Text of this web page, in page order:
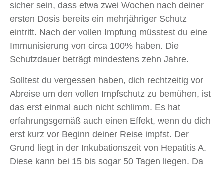
sicher sein, dass etwa zwei Wochen nach deiner
ersten Dosis bereits ein mehrjähriger Schutz
eintritt. Nach der vollen Impfung müsstest du eine
Immunisierung von circa 100% haben. Die
Schutzdauer beträgt mindestens zehn Jahre.
Solltest du vergessen haben, dich rechtzeitig vor
Abreise um den vollen Impfschutz zu bemühen, ist
das erst einmal auch nicht schlimm. Es hat
erfahrungsgemäß auch einen Effekt, wenn du dich
erst kurz vor Beginn deiner Reise impfst. Der
Grund liegt in der Inkubationszeit von Hepatitis A.
Diese kann bei 15 bis sogar 50 Tagen liegen. Da